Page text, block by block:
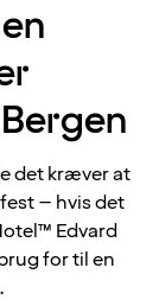
det kræver at
– hvis det
Edvard
for til en